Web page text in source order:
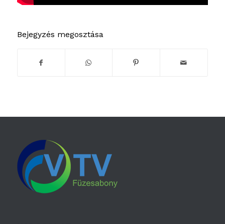
Bejegyzés megosztása